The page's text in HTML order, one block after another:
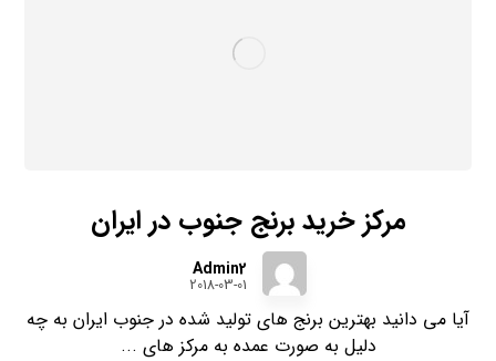
مرکز خرید برنج جنوب در ایران
Admin2
2018-03-01
آیا می دانید بهترین برنج های تولید شده در جنوب ایران به چه
دلیل به صورت عمده به مرکز های ...